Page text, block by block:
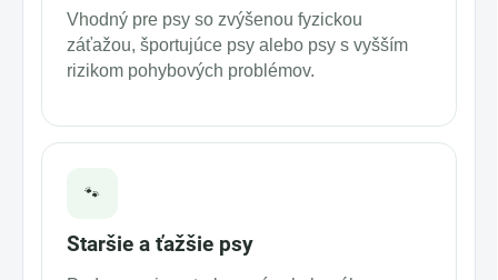
Vhodný pre psy so zvýšenou fyzickou
záťažou, športujúce psy alebo psy s vyšším
rizikom pohybových problémov.
🐾
Staršie a ťažšie psy